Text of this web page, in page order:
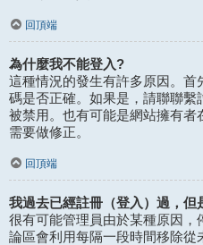
回頂端
為什麼我不能登入?
這種情況的發生有許多原因。
碼是否正確。如果是，請聯聯
被禁用。也有可能是網站擁有者
需要做修正。
回頂端
我過去已經註冊（登入）過，但
很有可能管理員由於某種原因
論區會利用每隔一段時間移除